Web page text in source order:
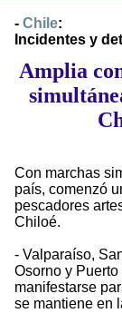
- Chile:
Incidentes y
Amplia
Con marchas
país, comenzó
pescadores
Chiloé.
- Valparaíso,
Osorno y
manifestarse
se mantiene en